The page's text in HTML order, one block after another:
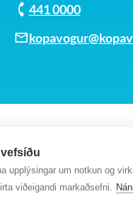
upplýsingar um notkun og
viðeigandi markaðsefni.
441 0000